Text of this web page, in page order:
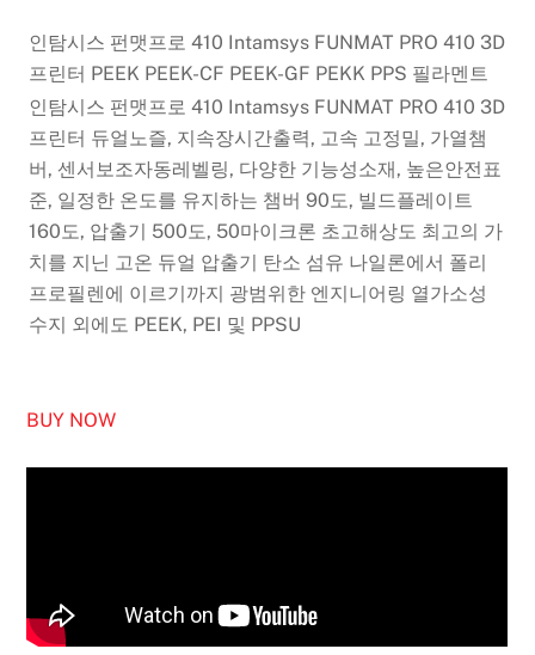
인탐시스 펀맷프로 410 Intamsys FUNMAT PRO 410 3D
프린터 PEEK PEEK-CF PEEK-GF PEKK PPS 필라멘트
인탐시스 펀맷프로 410 Intamsys FUNMAT PRO 410 3D
프린터 듀얼노즐, 지속장시간출력, 고속 고정밀, 가열챔
버, 센서보조자동레벨링, 다양한 기능성소재, 높은안전표
준, 일정한 온도를 유지하는 챔버 90도, 빌드플레이트
160도, 압출기 500도, 50마이크론 초고해상도 최고의 가
치를 지닌 고온 듀얼 압출기 탄소 섬유 나일론에서 폴리
프로필렌에 이르기까지 광범위한 엔지니어링 열가소성
수지 외에도 PEEK, PEI 및 PPSU
BUY NOW